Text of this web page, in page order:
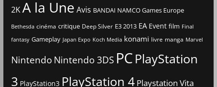
2KA la Une Avis BANDAI NAMCO Games Europe
Bethesda cinéma critique Deep Silver E3 2013 EA Event film Final
fantasy Gameplay Japan Expo Koch Media konami livre manga Marvel
Nintendo Nintendo 3DS PCPlayStation
3 PlayStation3 PlayStation 4 Playstation Vita